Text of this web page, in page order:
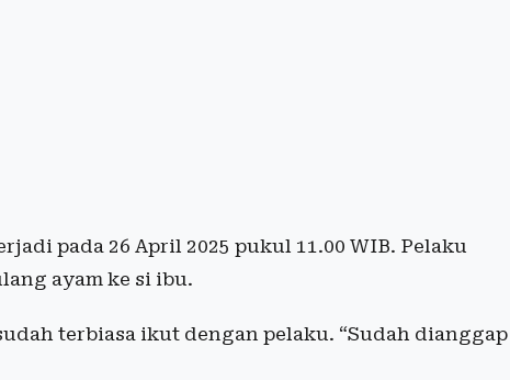
pada 26 April 2025 pukul 11.00 WIB. Pelaku
ayam ke si ibu.
terbiasa ikut dengan pelaku. “Sudah dianggap